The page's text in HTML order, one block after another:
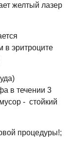
желтый лазер
в эритроците
в течении 3
- стойкий
процедуры!;